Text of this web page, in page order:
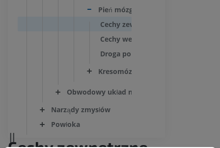
Pień mózgu
Cechy zewnętrzne
Cechy wewnętrzne
Droga pokrywowo-rdzeniowa
Kresomózgowie
Obwodowy układ nerwowy
Narządy zmysłów
Powłoka